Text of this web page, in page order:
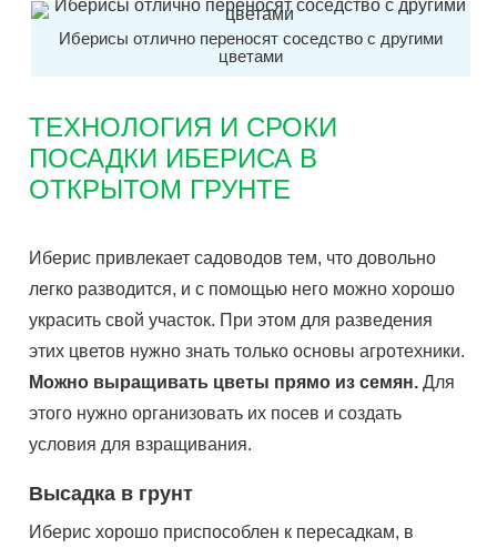
Иберисы отлично переносят соседство с другими
цветами
ТЕХНОЛОГИЯ И СРОКИ
ПОСАДКИ ИБЕРИСА В
ОТКРЫТОМ ГРУНТЕ
Иберис привлекает садоводов тем, что довольно
легко разводится, и с помощью него можно хорошо
украсить свой участок. При этом для разведения
этих цветов нужно знать только основы агротехники.
Можно выращивать цветы прямо из семян. Для
этого нужно организовать их посев и создать
условия для взращивания.
Высадка в грунт
Иберис хорошо приспособлен к пересадкам, в